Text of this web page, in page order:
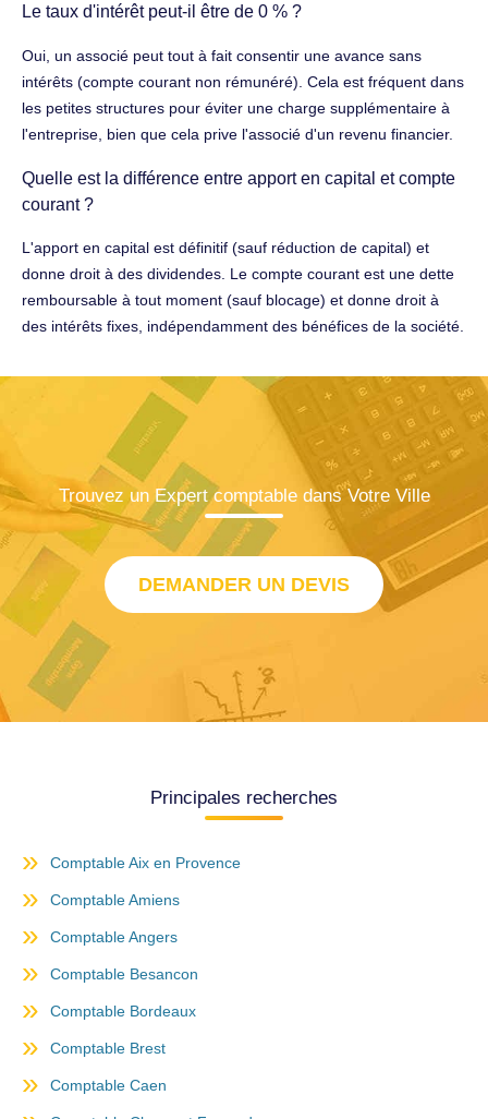
Le taux d'intérêt peut-il être de 0 % ?
Oui, un associé peut tout à fait consentir une avance sans
intérêts (compte courant non rémunéré). Cela est fréquent dans
les petites structures pour éviter une charge supplémentaire à
l'entreprise, bien que cela prive l'associé d'un revenu financier.
Quelle est la différence entre apport en capital et compte
courant ?
L'apport en capital est définitif (sauf réduction de capital) et
donne droit à des dividendes. Le compte courant est une dette
remboursable à tout moment (sauf blocage) et donne droit à
des intérêts fixes, indépendamment des bénéfices de la société.
Trouvez un Expert comptable dans Votre Ville
DEMANDER UN DEVIS
Principales recherches
Comptable Aix en Provence
Comptable Amiens
Comptable Angers
Comptable Besancon
Comptable Bordeaux
Comptable Brest
Comptable Caen